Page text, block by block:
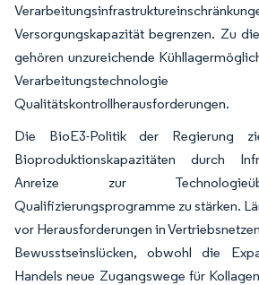
Versorgungskapazität begrenzen. Zu
gehören unzureichende
Qualitätskontrollherausforderungen.
Die BioE3-Politik der Regierung
Bioproduktionskapazitäten durch
Anreize zur
Qualifizierungsprogramme zu stärken.
vor Herausforderungen in
Bewusstseinslücken, obwohl die
Handels neue Zugangswege für